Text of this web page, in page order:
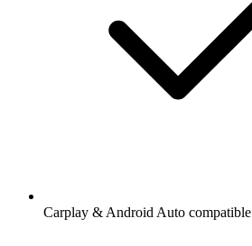
Carplay & Android Auto compatible